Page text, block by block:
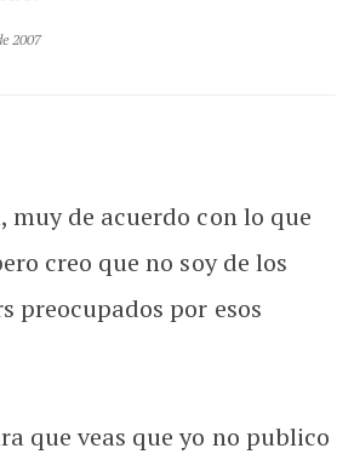
2007
muy de acuerdo con lo que
creo que no soy de los
preocupados por esos
que veas que yo no publico